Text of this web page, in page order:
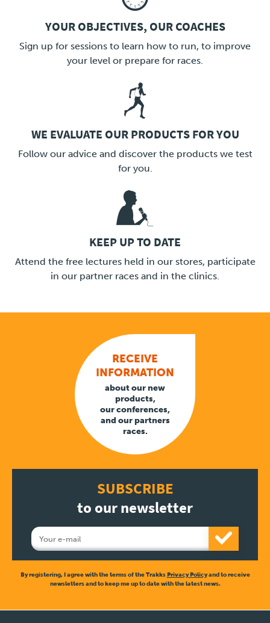
LINK
YOUR OBJECTIVES, OUR COACHES
Sign up for sessions to learn how to run, to improve
your level or prepare for races.
LINK
WE EVALUATE OUR PRODUCTS FOR YOU
Follow our advice and discover the products we test
for you.
LINK
KEEP UP TO DATE
Attend the free lectures held in our stores, participate
in our partner races and in the clinics.
RECEIVE
INFORMATION
about our new
products,
our conferences,
and our partners
races.
SUBSCRIBE
to our newsletter
By registering, I agree with the terms of the TrakksPrivacy Policyand to receive
newsletters and to keep me up to date with the latest news.